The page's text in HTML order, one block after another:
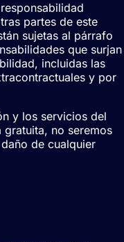
partes de este
sujetas al párrafo
que surjan
incluidas las
y por
y los servicios del
no seremos
de cualquier